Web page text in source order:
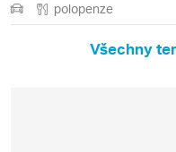
polopenze
Všechny